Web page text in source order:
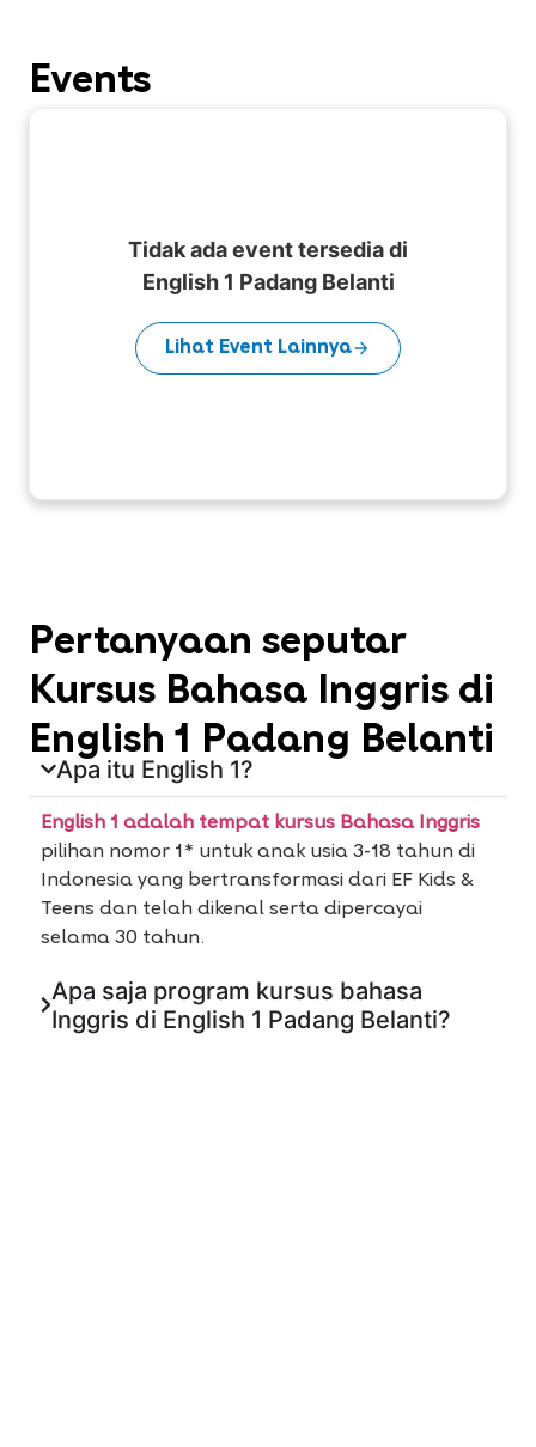
Events
Tidak ada event tersedia di
English 1 Padang Belanti
Lihat Event Lainnya
Pertanyaan seputar
Kursus Bahasa Inggris di
English 1 Padang Belanti
Apa itu English 1?
English 1 adalah tempat kursus Bahasa Inggris
pilihan nomor 1* untuk anak usia 3-18 tahun di
Indonesia yang bertransformasi dari EF Kids &
Teens dan telah dikenal serta dipercayai
selama 30 tahun.
Apa saja program kursus bahasa
Inggris di English 1 Padang Belanti?